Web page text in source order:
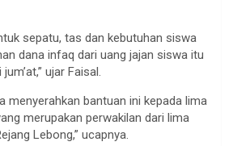
sepatu, tas dan kebutuhan siswa
dana infaq dari uang jajan siswa itu
ujar Faisal.
menyerahkan bantuan ini kepada lima
merupakan perwakilan dari lima
Lebong,” ucapnya.